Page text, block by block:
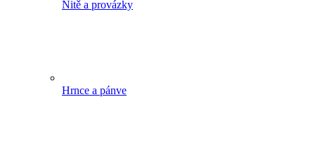
Nitě a provázky
Hrnce a pánve